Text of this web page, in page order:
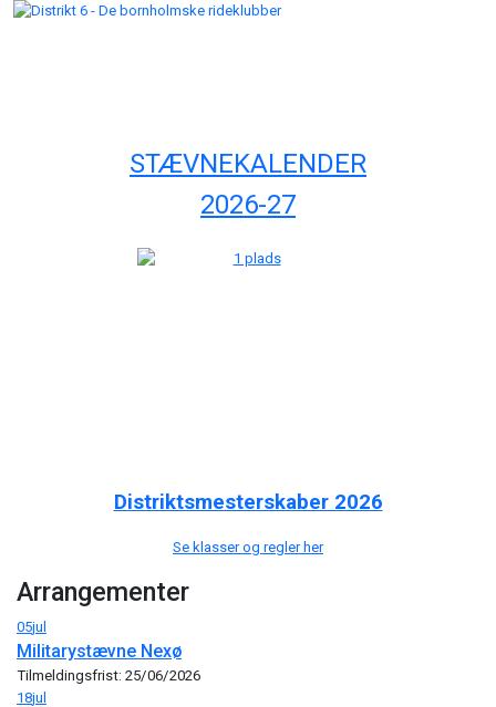
STÆVNEKALENDER
2026-27
Distriktsmesterskaber 2026
Se klasser og regler her
Arrangementer
05jul
Militarystævne Nexø
Tilmeldingsfrist: 25/06/2026
18jul